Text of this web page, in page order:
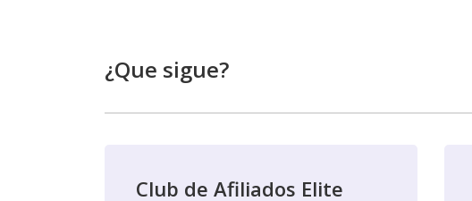
¿Que sigue?
Club de Afiliados Elite